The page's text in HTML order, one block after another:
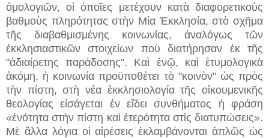
ὁμολογιῶν, οἱ ὁποῖες μετέχουν κατὰ διαφορετικοὺς
βαθμοὺς πληρότητας στὴν Μία Ἐκκλησία, στὸ σχῆμα
τῆς διαβαθμισμένης κοινωνίας, ἀναλόγως τῶν
ἐκκλησιαστικῶν στοιχείων ποὺ διατήρησαν ἐκ τῆς
"ἀδιαίρετης παράδοσης". Καὶ ἐνῷ, καὶ ἐτυμολογικὰ
ἀκόμη, ἡ κοινωνία προϋποθέτει τὸ "κοινὸν" ὡς πρὸς
τὴν πίστη, στὴ νέα ἐκκλησιολογία τῆς οἰκουμενικῆς
θεολογίας εἰσάγεται ἐν εἴδει συνθήματος ἡ φράση
«ἑνότητα στὴν πίστη καὶ ἑτερότητα στὶς διατυπώσεις».
Μὲ ἄλλα λόγια οἱ αἱρέσεις ἐκλαμβάνονται ἁπλῶς ὡς